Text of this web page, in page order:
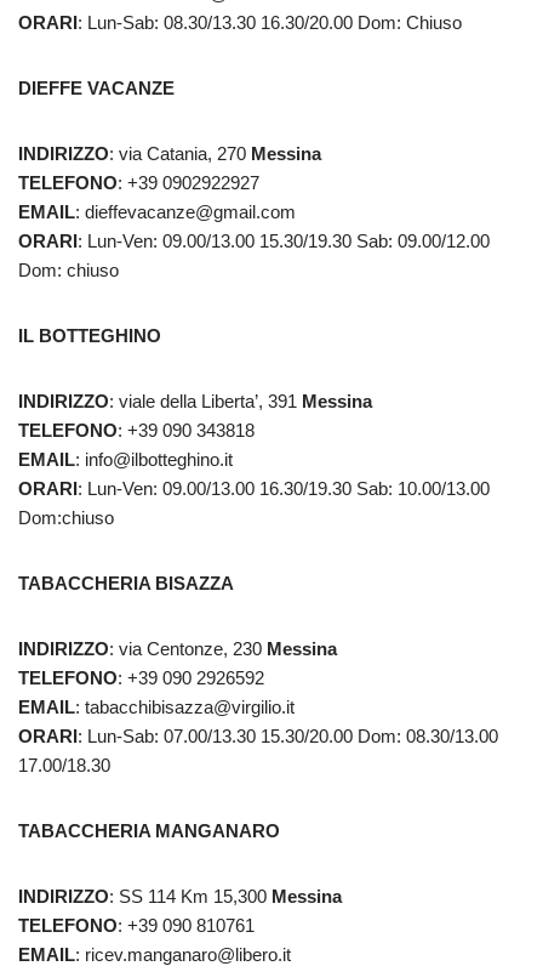
ORARI: Lun-Sab: 08.30/13.30 16.30/20.00 Dom: Chiuso
DIEFFE VACANZE
INDIRIZZO: via Catania, 270 Messina
TELEFONO: +39 0902922927
EMAIL: dieffevacanze@gmail.com
ORARI: Lun-Ven: 09.00/13.00 15.30/19.30 Sab: 09.00/12.00
Dom: chiuso
IL BOTTEGHINO
INDIRIZZO: viale della Liberta’, 391 Messina
TELEFONO: +39 090 343818
EMAIL: info@ilbotteghino.it
ORARI: Lun-Ven: 09.00/13.00 16.30/19.30 Sab: 10.00/13.00
Dom:chiuso
TABACCHERIA BISAZZA
INDIRIZZO: via Centonze, 230 Messina
TELEFONO: +39 090 2926592
EMAIL: tabacchibisazza@virgilio.it
ORARI: Lun-Sab: 07.00/13.30 15.30/20.00 Dom: 08.30/13.00
17.00/18.30
TABACCHERIA MANGANARO
INDIRIZZO: SS 114 Km 15,300 Messina
TELEFONO: +39 090 810761
EMAIL: ricev.manganaro@libero.it